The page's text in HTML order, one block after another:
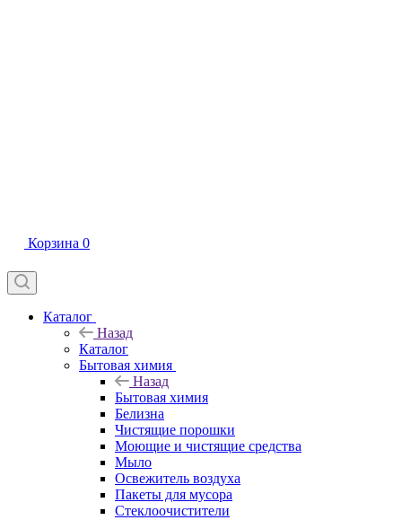
Корзина 0
Каталог
Назад
Каталог
Бытовая химия
Назад
Бытовая химия
Белизна
Чистящие порошки
Моющие и чистящие средства
Мыло
Освежитель воздуха
Пакеты для мусора
Стеклоочистители